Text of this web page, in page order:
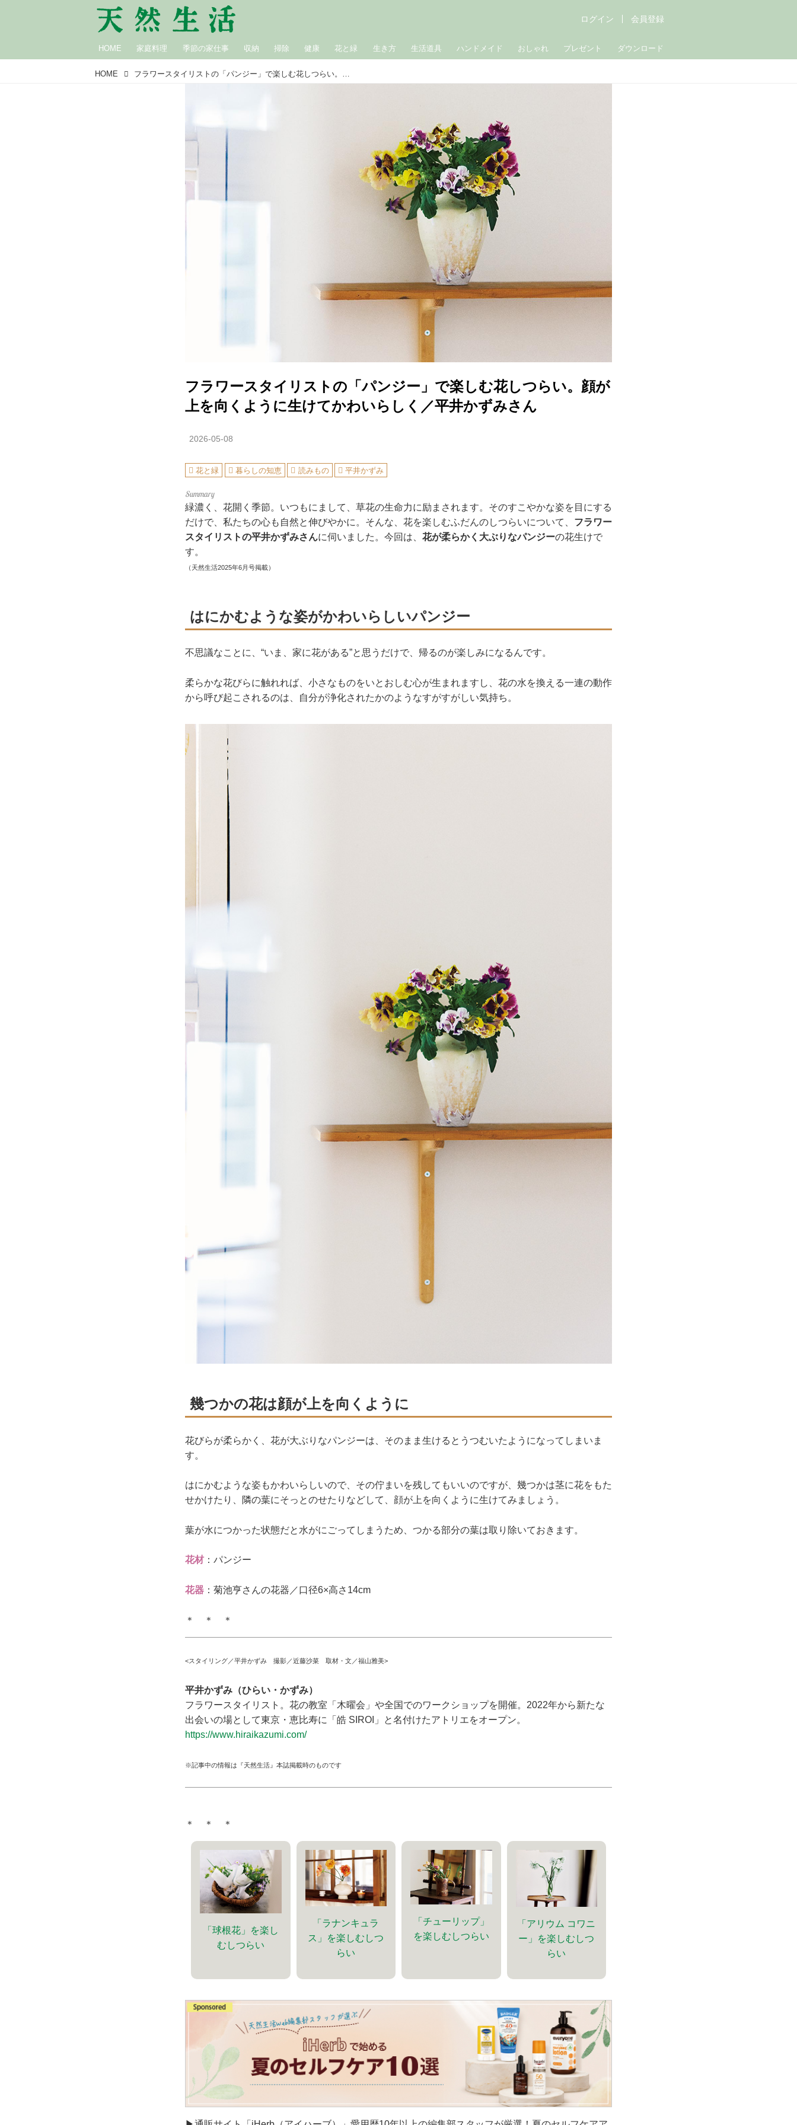
HOME 家庭料理 季節の家仕事 収納 掃除 健康 花と緑 生き方 生活道具 ハンドメイド おしゃれ プレゼント ダウンロード
ログイン 会員登録
HOME フラワースタイリストの「パンジー」で楽しむ花しつらい。顔が上を向くように生けてかわいらしく／平井かずみさん
フラワースタイリストの「パンジー」で楽しむ花しつらい。顔が
上を向くように生けてかわいらしく／平井かずみさん
2026-05-08
花と緑 暮らしの知恵 読みもの 平井かずみ
緑濃く、花開く季節。いつもにまして、草花の生命力に励まされます。そのすこやかな姿を目にする
だけで、私たちの心も自然と伸びやかに。そんな、花を楽しむふだんのしつらいについて、 フラワー
スタイリストの平井かずみさんに伺いました。今回は、 花が柔らかく大ぶりなパンジーの花生けで
す。
（天然生活2025年6月号掲載）
はにかむような姿がかわいらしいパンジー
不思議なことに、“いま、家に花がある”と思うだけで、帰るのが楽しみになるんです。
柔らかな花びらに触れれば、小さなものをいとおしむ心が生まれますし、花の水を換える一連の動作
から呼び起こされるのは、自分が浄化されたかのようなすがすがしい気持ち。
幾つかの花は顔が上を向くように
花びらが柔らかく、花が大ぶりなパンジーは、そのまま生けるとうつむいたようになってしまいま
す。
はにかむような姿もかわいらしいので、その佇まいを残してもいいのですが、幾つかは茎に花をもた
せかけたり、隣の葉にそっとのせたりなどして、顔が上を向くように生けてみましょう。
葉が水につかった状態だと水がにごってしまうため、つかる部分の葉は取り除いておきます。
花材 ：パンジー
花器 ：菊池亨さんの花器／口径6×高さ14cm
＊ ＊ ＊
<スタイリング／平井かずみ 撮影／近藤沙菜 取材・文／福山雅美>
平井かずみ（ひらい・かずみ）
フラワースタイリスト。花の教室「木曜会」や全国でのワークショップを開催。2022年から新たな
出会いの場として東京・恵比寿に「皓 SIROI」と名付けたアトリエをオープン。
https://www.hiraikazumi.com/
※記事中の情報は『天然生活』本誌掲載時のものです
＊ ＊ ＊
「球根花」を楽し
むしつらい
「ラナンキュラ
ス」を楽しむしつ
らい
「チューリップ」
を楽しむしつらい
「アリウム コワニ
ー」を楽しむしつ
らい